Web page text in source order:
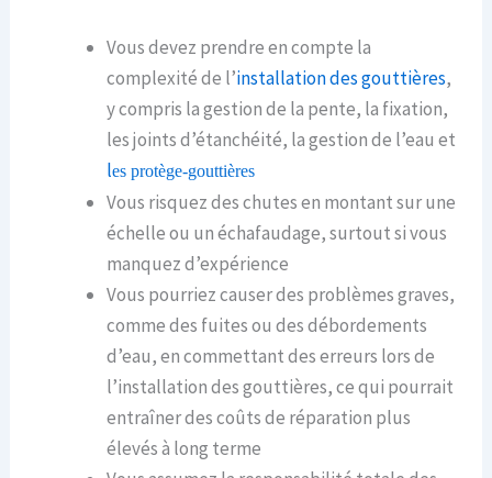
Vous devez prendre en compte la
complexité de l’installation des gouttières,
y compris la gestion de la pente, la fixation,
les joints d’étanchéité, la gestion de l’eau et
les protège-gouttières
Vous risquez des chutes en montant sur une
échelle ou un échafaudage, surtout si vous
manquez d’expérience
Vous pourriez causer des problèmes graves,
comme des fuites ou des débordements
d’eau, en commettant des erreurs lors de
l’installation des gouttières, ce qui pourrait
entraîner des coûts de réparation plus
élevés à long terme